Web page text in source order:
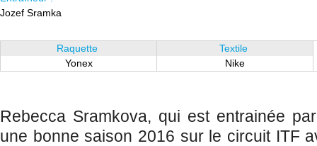
Jozef Sramka
Raquette
Yonex
Textile
Nike
Rebecca Sramkova, qui est entrainée
une bonne saison 2016 sur le circuit ITF